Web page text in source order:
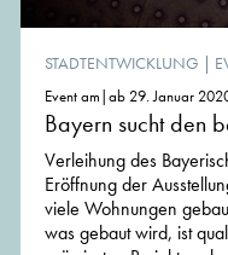
STADTENTWICKLUNG |
Event am|ab 29. Januar
Bayern sucht den
Verleihung des
Eröffnung der
viele Wohnungen
was gebaut wird, ist